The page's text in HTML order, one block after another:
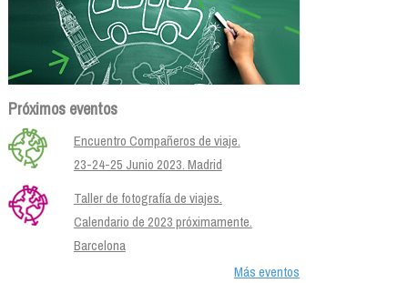
Próximos eventos
Encuentro Compañeros de viaje.
23-24-25 Junio 2023. Madrid
Taller de fotografía de viajes.
Calendario de 2023 próximamente.
Barcelona
Más eventos